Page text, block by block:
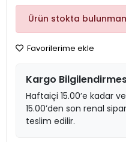
Ürün stokta
Favorilerime ekle
Kargo
Haftaiçi 15.00’e kadar
15.00’den son renal
teslim edilir.